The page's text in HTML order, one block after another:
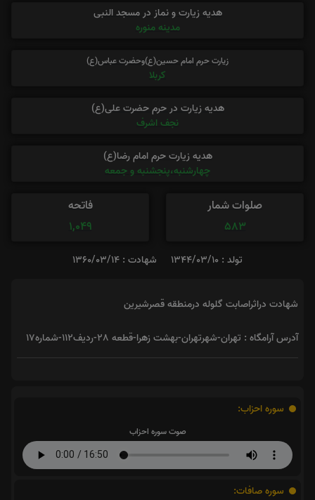
هدیه زیارت و نماز در مسجد النبی
مدینه منوره
زیارت حرم امام حسین(ع)وحضرت عباس(ع)
کربلا
هدیه زیارت در حرم حضرت علی(ع)
نجف اشرف
هدیه زیارت حرم امام رضا(ع)
چهارشنبه،پنجشنبه و جمعه
صلوات شمار
583
فاتحه
1,049
تولد : 1344/03/10 شهادت : 1360/03/14
شهادت دراثراصابت گلوله درمنطقه قصرشیرین
آدرس آرامگاه : تهران-شهرتهران-بهشت زهرا-قطعه 28-ردیف112-شماره17
سوره احزاب:
صوت سوره احزاب
سوره صافات: